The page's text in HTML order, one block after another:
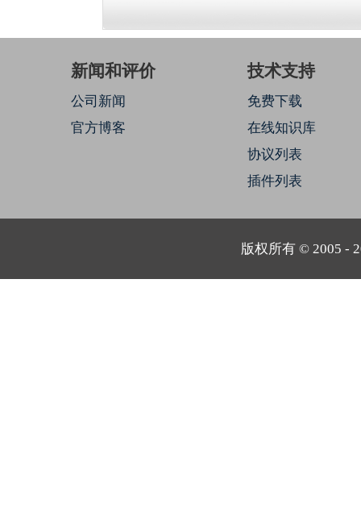
新闻和评价
公司新闻
官方博客
技术支持
免费下载
在线知识库
协议列表
插件列表
版权所有 © 2005 -